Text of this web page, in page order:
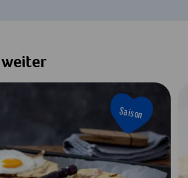
weiter
Saison